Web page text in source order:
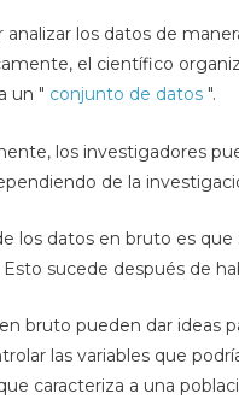
analizar los datos de
el científico
un " conjunto de datos ".
los investigadores
de la
los datos en bruto es
sucede después de
bruto pueden dar ideas
las variables que
caracteriza a una